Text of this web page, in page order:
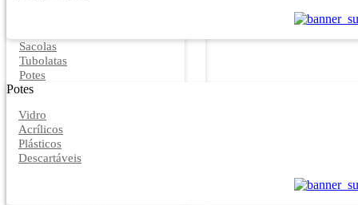
Sacolas
Tubolatas
Potes
Potes
Vidro
Acrílicos
Plásticos
Descartáveis